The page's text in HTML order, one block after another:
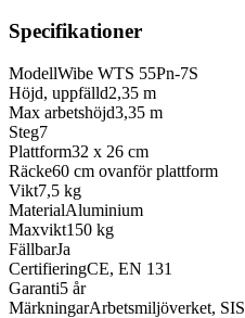
Specifikationer
ModellWibe WTS 55Pn-7S
Höjd, uppfälld2,35 m
Max arbetshöjd3,35 m
Steg7
Plattform32 x 26 cm
Räcke60 cm ovanför plattform
Vikt7,5 kg
MaterialAluminium
Maxvikt150 kg
FällbarJa
CertifieringCE, EN 131
Garanti5 år
MärkningarArbetsmiljöverket, SIS